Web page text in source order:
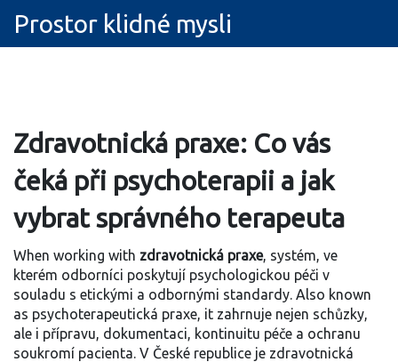
Prostor klidné mysli
Zdravotnická praxe: Co vás
čeká při psychoterapii a jak
vybrat správného terapeuta
When working with zdravotnická praxe, systém, ve
kterém odborníci poskytují psychologickou péči v
souladu s etickými a odbornými standardy. Also known
as psychoterapeutická praxe, it zahrnuje nejen schůzky,
ale i přípravu, dokumentaci, kontinuitu péče a ochranu
soukromí pacienta. V České republice je zdravotnická